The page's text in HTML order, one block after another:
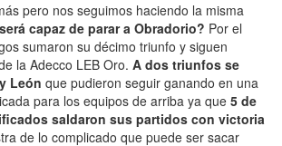
pero nos seguimos haciendo la misma
capaz de parar a Obradorio? Por el
sumaron su décimo triunfo y siguen
la Adecco LEB Oro. A dos triunfos se
León que pudieron seguir ganando en una
para los equipos de arriba ya que 5 de
saldaron sus partidos con victoria
de lo complicado que puede ser sacar